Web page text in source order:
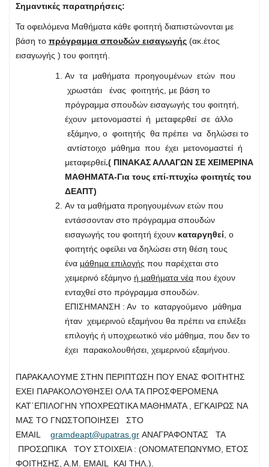
Σημαντικές παρατηρήσεις:
Τα οφειλόμενα Μαθήματα κάθε φοιτητή διαπιστώνονται με
βάση το πρόγραμμα σπουδών εισαγωγής (ακ.έτος
εισαγωγής ) του φοιτητή.
Αν τα μαθήματα προηγουμένων ετών που
χρωστάει ένας φοιτητής, με βάση το
πρόγραμμα σπουδών εισαγωγής του φοιτητή,
έχουν μετονομαστεί ή μεταφερθεί σε άλλο
εξάμηνο, ο φοιτητής θα πρέπει να δηλώσει το
αντίστοιχο μάθημα που έχει μετονομαστεί ή
μεταφερθεί.( ΠΙΝΑΚΑΣ ΑΛΛΑΓΩΝ ΣΕ ΧΕΙΜΕΡΙΝΑ
ΜΑΘΗΜΑΤΑ-Για τους επί-πτυχίω φοιτητές του
ΔΕΑΠΤ)
Αν τα μαθήματα προηγουμένων ετών που
εντάσσονταν στο πρόγραμμα σπουδών
εισαγωγής του φοιτητή έχουν καταργηθεί , ο
φοιτητής οφείλει να δηλώσει στη θέση τους
ένα μάθημα επιλογής που παρέχεται στο
χειμερινό εξάμηνο ή μαθήματα νέα που έχουν
ενταχθεί στο πρόγραμμα σπουδών.
ΕΠΙΣΗΜΑΝΣΗ : Αν το καταργούμενο μάθημα
ήταν χειμερινού εξαμήνου θα πρέπει να επιλέξει
επιλογής ή υποχρεωτικό νέο μάθημα, που δεν το
έχει παρακολουθήσει, χειμερινού εξαμήνου.
ΠΑΡΑΚΑΛΟΥΜΕ ΣΤΗΝ ΠΕΡΙΠΤΩΣΗ ΠΟΥ ΕΝΑΣ ΦΟΙΤΗΤΗΣ
ΕΧΕΙ ΠΑΡΑΚΟΛΟΥΘΗΣΕΙ ΟΛΑ ΤΑ ΠΡΟΣΦΕΡΟΜΕΝΑ
ΚΑΤ΄ΕΠΙΛΟΓΗΝ ΥΠΟΧΡΕΩΤΙΚΑ ΜΑΘΗΜΑΤΑ , ΕΓΚΑΙΡΩΣ ΝΑ
ΜΑΣ ΤΟ ΓΝΩΣΤΟΠΟΙΗΣΕΙ ΣΤΟ
EMAIL gramdeapt@upatras.gr ΑΝΑΓΡΑΦΟΝΤΑΣ ΤΑ
ΠΡΟΣΩΠΙΚΑ ΤΟΥ ΣΤΟΙΧΕΙΑ : (ΟΝΟΜΑΤΕΠΩΝΥΜΟ, ΕΤΟΣ
ΦΟΙΤΗΣΗΣ, Α.Μ. ΕΜΑΙL KAI THΛ.).